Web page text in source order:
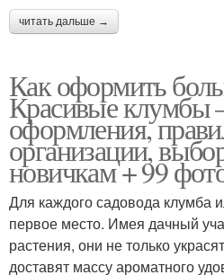
читать дальше →
Как оформить
Красивые клумбы
оформления,
организации,
новичкам + 99
Для каждого садовода клумба
первое место. Имея дачный
растения, они не только
доставят массу ароматного